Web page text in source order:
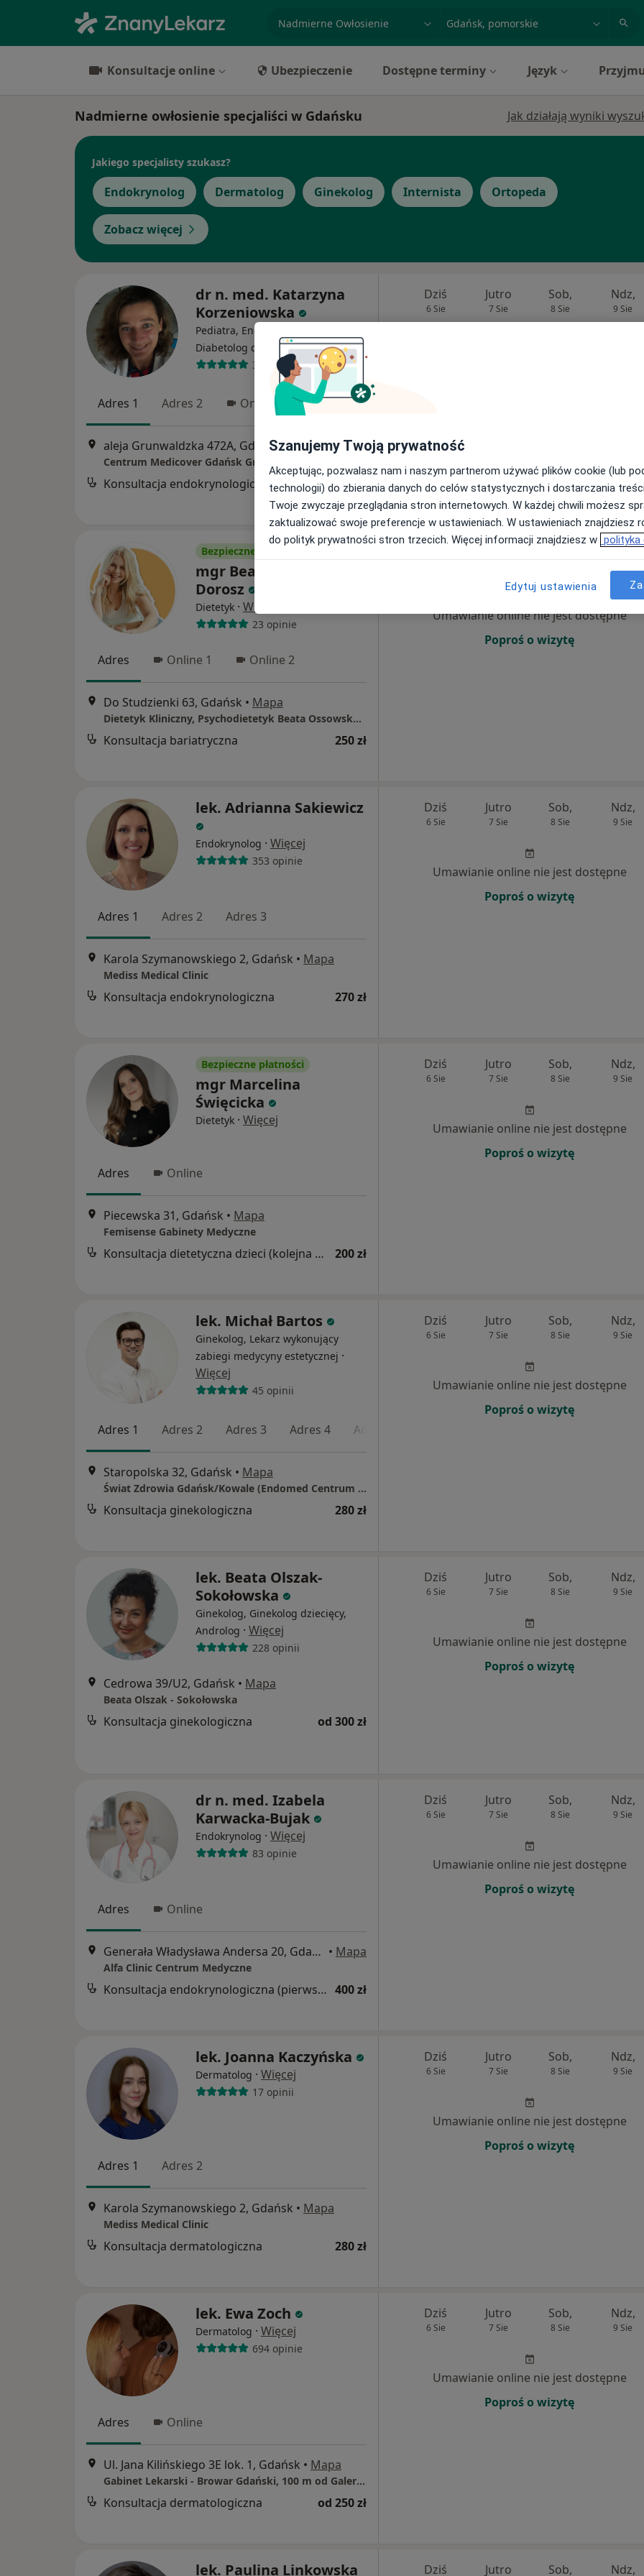
specjalizacja, badanie lub nazwiskomiasto lub dzielnica
Konsultacje online Ubezpieczenie Dostępne terminy Język
Nadmierne owłosienie specjaliści w Gdańsku Jak działają wyniki
Jakiego specjalisty szukasz?
Endokrynolog Dermatolog Ginekolog Internista Ortopeda
Zobacz więcej
dr n. med. Katarzyna
Korzeniowska
Pediatra, Endokrynolog dziecięcy,
Diabetolog dziecięcy·Więcej
370 opinii
Adres 1 Adres 2 Online
aleja Grunwaldzka 472A, Gdańsk•Mapa
Konsultacja endokrynologiczna dzieci 360 zł
Dziś
6 Sie
Jutro
7 Sie
Sob,
8 Sie
Ndz,
9 Sie
Bezpieczne płatności
mgr Beata Ossowska–
Dorosz
Dietetyk · Więcej
23 opinie
Adres Online 1 Online 2
Do Studzienki 63, Gdańsk • Mapa
Dietetyk Kliniczny, Psychodietetyk Beata Ossowska-Dorosz
Konsultacja bariatryczna 250 zł
Sob, Ndz,
Umawianie online nie jest dostępne
Poproś o wizytę
lek. Adrianna Sakiewicz
Endokrynolog · Więcej
353 opinie
Adres 1 Adres 2 Adres 3
Karola Szymanowskiego 2, Gdańsk • Mapa
Mediss Medical Clinic
Konsultacja endokrynologiczna 270 zł
Dziś
6 Sie
Jutro
7 Sie
Sob,
8 Sie
Ndz,
9 Sie
Umawianie online nie jest dostępne
Poproś o wizytę
Bezpieczne płatności
mgr Marcelina
Święcicka
Dietetyk · Więcej
Adres Online
Piecewska 31, Gdańsk • Mapa
Femisense Gabinety Medyczne
Konsultacja dietetyczna dzieci (kolejna wizyta) 200 zł
Dziś
6 Sie
Jutro
7 Sie
Sob,
8 Sie
Ndz,
9 Sie
Umawianie online nie jest dostępne
Poproś o wizytę
lek. Michał Bartos
Ginekolog, Lekarz wykonujący
zabiegi medycyny estetycznej ·
Więcej
45 opinii
Adres 1 Adres 2 Adres 3 Adres 4 Adres 5
Staropolska 32, Gdańsk • Mapa
Świat Zdrowia Gdańsk/Kowale (Endomed Centrum Diagnostyki Medycznej)
Konsultacja ginekologiczna 280 zł
Dziś
6 Sie
Jutro
7 Sie
Sob,
8 Sie
Ndz,
9 Sie
Umawianie online nie jest dostępne
Poproś o wizytę
lek. Beata Olszak-
Sokołowska
Ginekolog, Ginekolog dziecięcy,
Androlog · Więcej
228 opinii
Cedrowa 39/U2, Gdańsk • Mapa
Beata Olszak - Sokołowska
Konsultacja ginekologiczna od 300 zł
Dziś
6 Sie
Jutro
7 Sie
Sob,
8 Sie
Ndz,
9 Sie
Umawianie online nie jest dostępne
Poproś o wizytę
dr n. med. Izabela
Karwacka-Bujak
Endokrynolog · Więcej
83 opinie
Adres Online
Generała Władysława Andersa 20, Gdańsk • Mapa
Alfa Clinic Centrum Medyczne
Konsultacja endokrynologiczna (pierwsza wizyta) 400 zł
Dziś
6 Sie
Jutro
7 Sie
Sob,
8 Sie
Ndz,
9 Sie
Umawianie online nie jest dostępne
Poproś o wizytę
lek. Joanna Kaczyńska
Dermatolog · Więcej
17 opinii
Adres 1 Adres 2
Karola Szymanowskiego 2, Gdańsk • Mapa
Mediss Medical Clinic
Konsultacja dermatologiczna 280 zł
Dziś
6 Sie
Jutro
7 Sie
Sob,
8 Sie
Ndz,
9 Sie
Umawianie online nie jest dostępne
Poproś o wizytę
lek. Ewa Zoch
Dermatolog · Więcej
694 opinie
Adres Online
Ul. Jana Kilińskiego 3E lok. 1, Gdańsk • Mapa
Gabinet Lekarski - Browar Gdański, 100 m od Galerii Metropolia
Konsultacja dermatologiczna od 250 zł
Dziś
6 Sie
Jutro
7 Sie
Sob,
8 Sie
Ndz,
9 Sie
Umawianie online nie jest dostępne
Poproś o wizytę
lek. Paulina Linkowska Dziś Jutro Sob, Ndz,
Szanujemy Twoją prywatność
Akceptując, pozwalasz nam i naszym partnerom używać plików cookie (lub
technologii) do zbierania danych do celów statystycznych i dostarczania
Twoje zwyczaje przeglądania stron internetowych. W każdej chwili możesz
zaktualizować swoje preferencje w ustawieniach. W ustawieniach znajdziesz
do polityk prywatności stron trzecich. Więcej informacji znajdziesz w polityka
Edytuj ustawienia